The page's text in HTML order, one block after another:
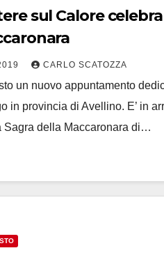
sul Calore
CARLO SCATOZZA
un nuovo appuntamento
in provincia di Avellino. E’ in
Sagra della Maccaronara di…